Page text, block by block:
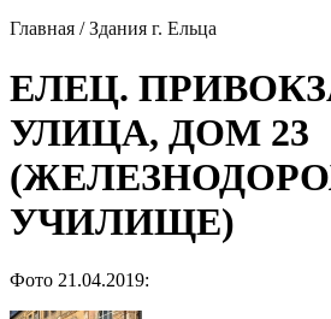
Главная /Здания г. Ельца
ЕЛЕЦ.
УЛИЦА, ДОМ 23
УЧИЛИЩЕ)
Фото 21.04.2019: